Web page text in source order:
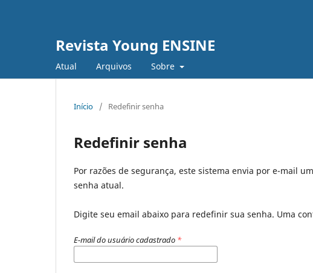
Revista Young ENSINE
Atual Arquivos Sobre
Início / Redefinir senha
Redefinir senha
Por razões de segurança, este sistema envia por e-mail
senha atual.
Digite seu email abaixo para redefinir sua senha. Uma
E-mail do usuário cadastrado *